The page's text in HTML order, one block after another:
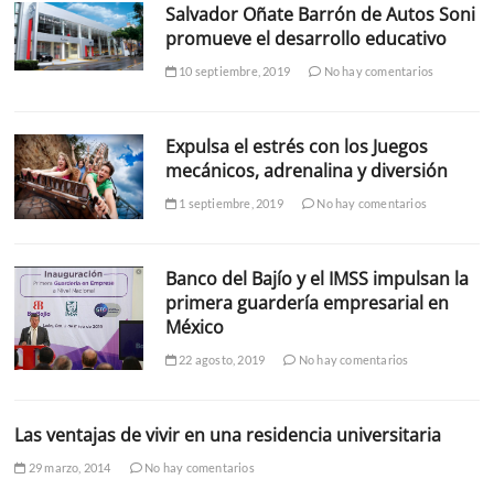
Salvador Oñate Barrón de Autos Soni
promueve el desarrollo educativo
10 septiembre, 2019 No hay comentarios
Expulsa el estrés con los Juegos
mecánicos, adrenalina y diversión
1 septiembre, 2019 No hay comentarios
Banco del Bajío y el IMSS impulsan la
primera guardería empresarial en
México
22 agosto, 2019 No hay comentarios
Las ventajas de vivir en una residencia universitaria
29 marzo, 2014 No hay comentarios